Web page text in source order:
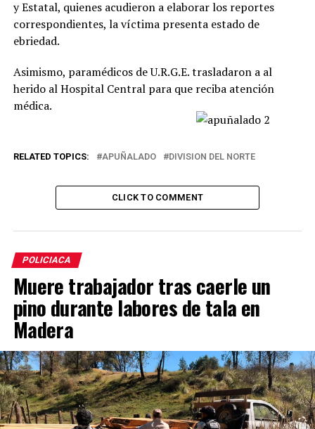
y Estatal, quienes acudieron a elaborar los reportes
correspondientes, la víctima presenta estado de
ebriedad.
Asimismo, paramédicos de U.R.G.E. trasladaron a al
herido al Hospital Central para que reciba atención
médica.
RELATED TOPICS: APUÑALADO DIVISION DEL NORTE
CLICK TO COMMENT
POLICIACA
Muere trabajador tras caerle un
pino durante labores de tala en
Madera